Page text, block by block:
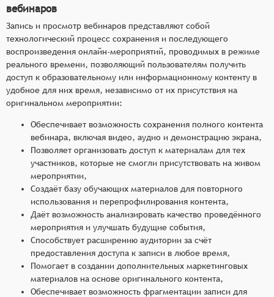
вебинаров
Запись и просмотр вебинаров представляют собой
технологический процесс сохранения и последующего
воспроизведения онлайн-мероприятий, проводимых в режиме
реального времени, позволяющий пользователям получить
доступ к образовательному или информационному контенту в
удобное для них время, независимо от их присутствия на
оригинальном мероприятии:
Обеспечивает возможность сохранения полного контента
вебинара, включая видео, аудио и демонстрацию экрана,
Позволяет организовать доступ к материалам для тех
участников, которые не смогли присутствовать на живом
мероприятии,
Создаёт базу обучающих материалов для повторного
использования и перепрофилирования контента,
Даёт возможность анализировать качество проведённого
мероприятия и улучшать будущие события,
Способствует расширению аудитории за счёт
предоставления доступа к записи в любое время,
Помогает в создании дополнительных маркетинговых
материалов на основе оригинального контента,
Обеспечивает возможность фрагментации записи для